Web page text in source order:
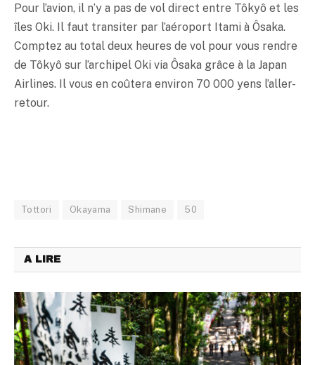
Pour l’avion, il n’y a pas de vol direct entre Tôkyô et les
îles Oki. Il faut transiter par l’aéroport Itami à Ôsaka.
Comptez au total deux heures de vol pour vous rendre
de Tôkyô sur l’archipel Oki via Ôsaka grâce à la Japan
Airlines. Il vous en coûtera environ 70 000 yens l’aller-
retour.
Tottori Okayama Shimane 50
A LIRE